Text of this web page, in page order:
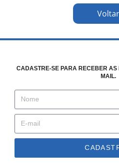
Voltar
CADASTRE-SE PARA RECEBER AS
MAIL.